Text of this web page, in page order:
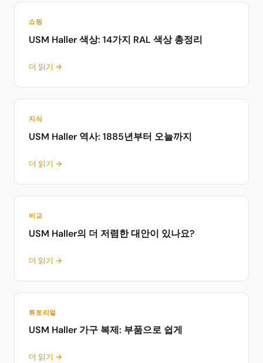
쇼핑
USM Haller 색상: 14가지 RAL 색상 총정리
더 읽기 →
지식
USM Haller 역사: 1885년부터 오늘까지
더 읽기 →
비교
USM Haller의 더 저렴한 대안이 있나요?
더 읽기 →
튜토리얼
USM Haller 가구 복제: 부품으로 쉽게
더 읽기 →